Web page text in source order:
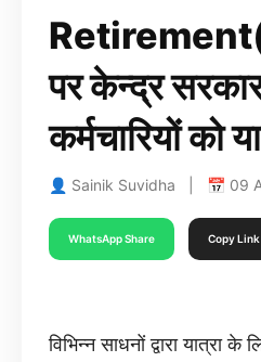
पर केन्द्र
कर्मचारियों को
👤 Sainik Suvidha | 📅
WhatsApp Share Copy Link
विभिन्न साधनों द्वारा यात्रा